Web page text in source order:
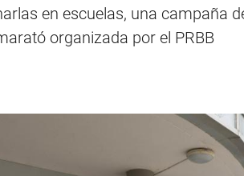
en escuelas, una campaña
organizada por el PRBB